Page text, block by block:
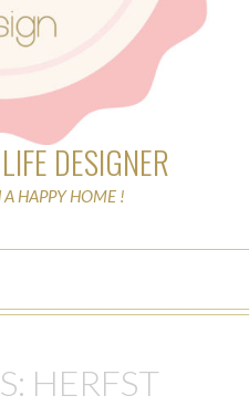
DESIGNER
A HAPPY HOME !
HERFST